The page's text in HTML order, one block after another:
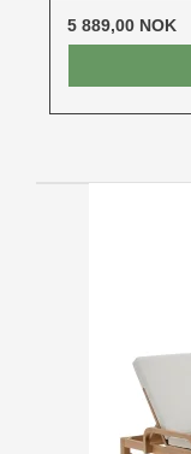
5 889,00 NOK